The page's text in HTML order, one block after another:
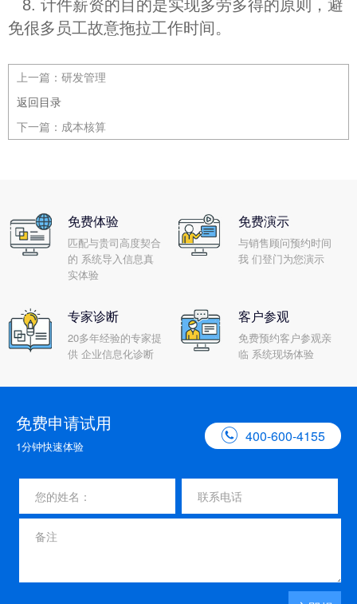
8. 计件薪资的目的是实现多劳多得的原则，避
免很多员工故意拖拉工作时间。
上一篇： 研发管理
返回目录
下一篇： 成本核算
免费体验
匹配与贵司高度契合
的 系统导入信息真
实体验
免费演示
与销售顾问预约时间
我 们登门为您演示
专家诊断
20多年经验的专家提
供 企业信息化诊断
客户参观
免费预约客户参观亲
临 系统现场体验
免费申请试用
1分钟快速体验
 400-600-4155